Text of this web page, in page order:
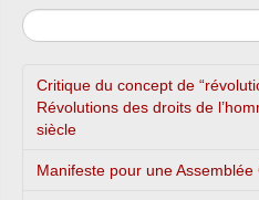
Critique du concept de
Révolutions des droits de
siècle
Manifeste pour une Assemblée